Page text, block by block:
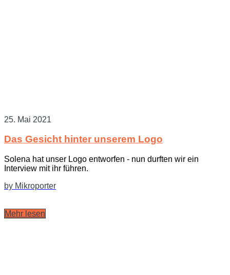
25. Mai 2021
Das Gesicht hinter unserem Logo
Solena hat unser Logo entworfen - nun durften wir ein
Interview mit ihr führen.
by Mikroporter
Mehr lesen